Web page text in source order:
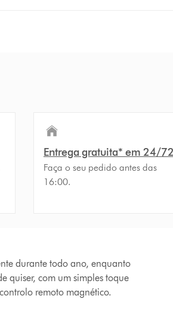
Entrega gratuita* em 24/
Faça o seu pedido antes das
16:00.
durante todo ano, enquanto
quiser, com um simples toque
remoto magnético.